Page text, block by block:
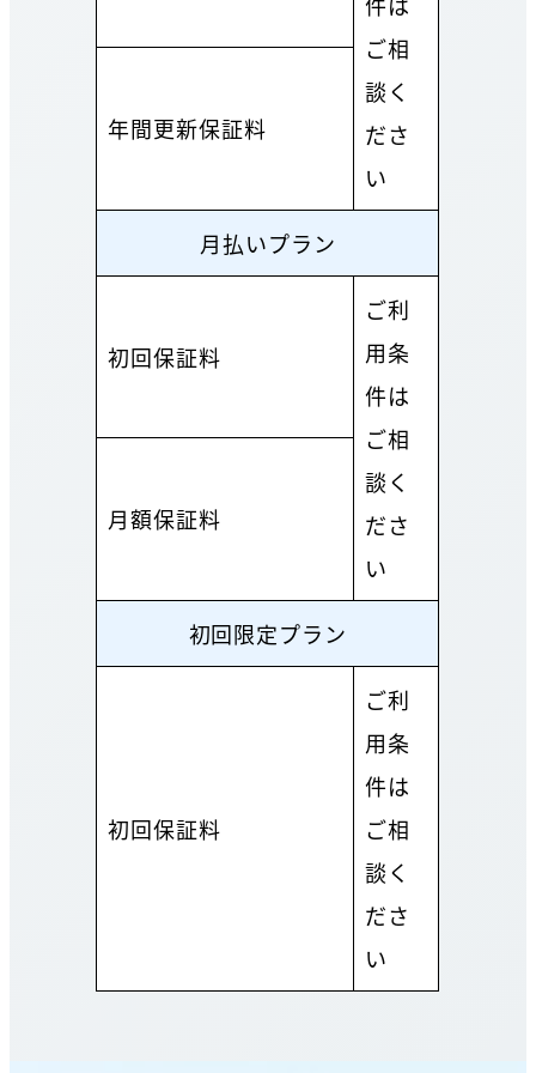
ご相
談く
ださ
い
年間更新保証料
月払いプラン
初回保証料
ご利
用条
件は
ご相
談く
ださ
い
月額保証料
初回限定プラン
初回保証料
ご利
用条
件は
ご相
談く
ださ
い